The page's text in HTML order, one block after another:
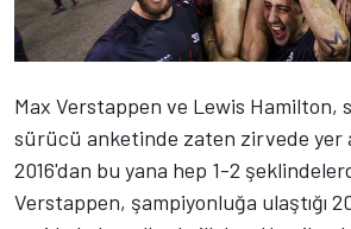
Max Verstappen ve Lewis Hamilton,
sürücü anketinde zaten zirvede yer
2016'dan bu yana hep 1-2
Verstappen, şampiyonluğa ulaştığı